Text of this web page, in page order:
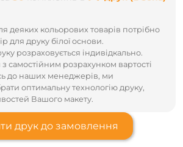
деяких кольорових товарів потрібно
для друку білої основи.
розраховується індивідкально.
самостійним розрахунком вартості
до наших менеджерів, ми
оптимальну технологію друку,
Вашого макету.
друк до замовлення